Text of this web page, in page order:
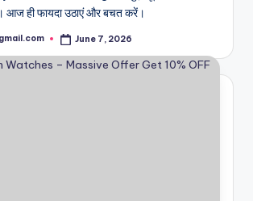
आज ही फायदा उठाएं और बचत करें।
June 7, 2026